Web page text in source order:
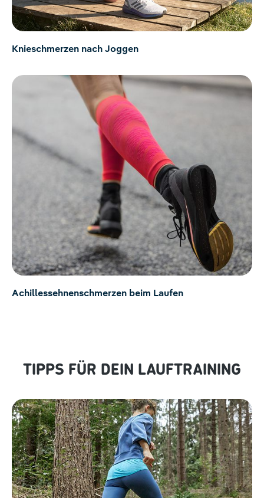
Knieschmerzen nach Joggen
Achillessehnenschmerzen beim Laufen
TIPPS FÜR DEIN LAUFTRAINING